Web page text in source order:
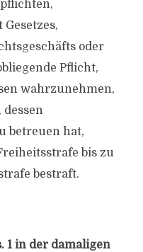
oder
Pflicht,
wahrzunehmen,
betreuen hat,
bis zu
bestraft.
1 in der damaligen